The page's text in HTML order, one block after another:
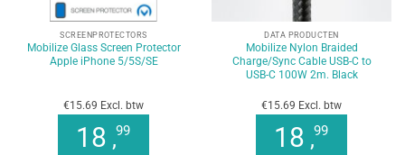
SCREENPROTECTORS
Mobilize Glass Screen Protector
Apple iPhone 5/5S/SE
€15.69 Excl. btw
18 ,99
DATA PRODUCTEN
Mobilize Nylon Braided
Charge/Sync Cable USB-C to
USB-C 100W 2m. Black
€15.69 Excl. btw
18 ,99